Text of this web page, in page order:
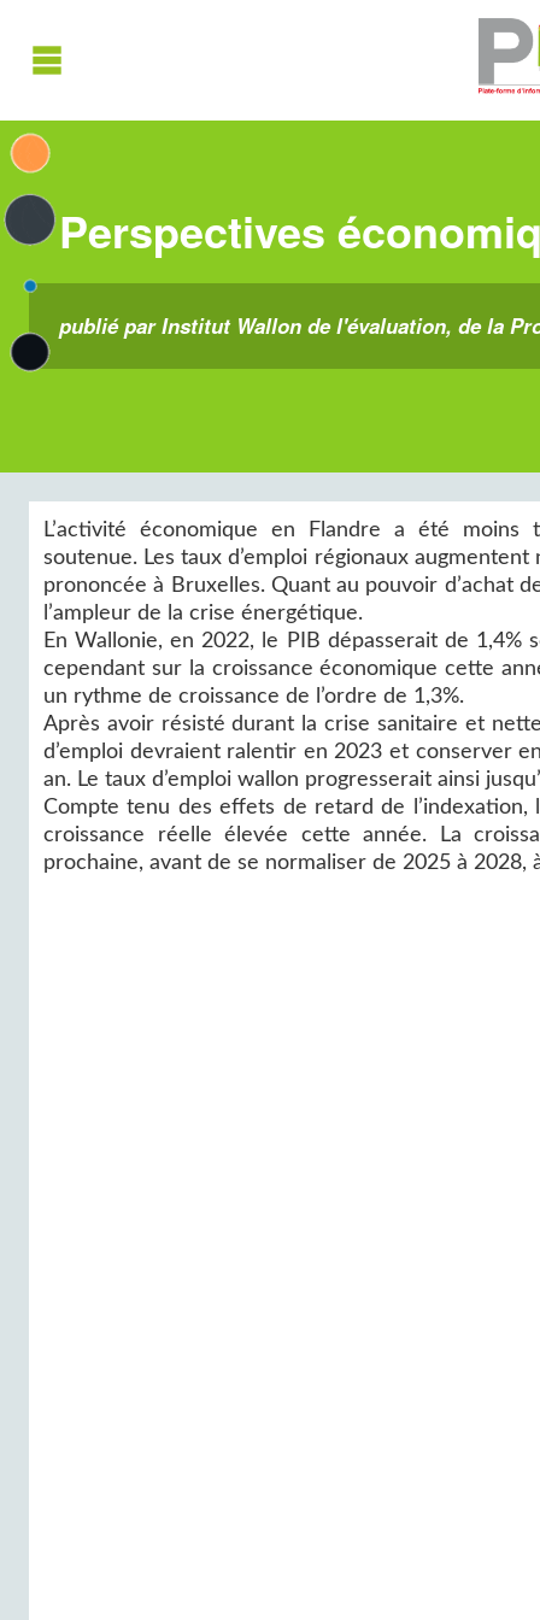
Perspectives
publié par Institut Wallon de l'évaluation, de la
L’activité économique en Flandre a été
soutenue. Les taux d’emploi régionaux
prononcée à Bruxelles. Quant au pouvoir d’achat
l’ampleur de la crise énergétique.
En Wallonie, en 2022, le PIB dépasserait de 1,4%
cependant sur la croissance économique cette
un rythme de croissance de l’ordre de 1,3%.
Après avoir résisté durant la crise sanitaire et
d’emploi devraient ralentir en 2023 et conserver
an. Le taux d’emploi wallon progresserait ainsi
Compte tenu des effets de retard de l’indexation,
croissance réelle élevée cette année. La
prochaine, avant de se normaliser de 2025 à 2028,